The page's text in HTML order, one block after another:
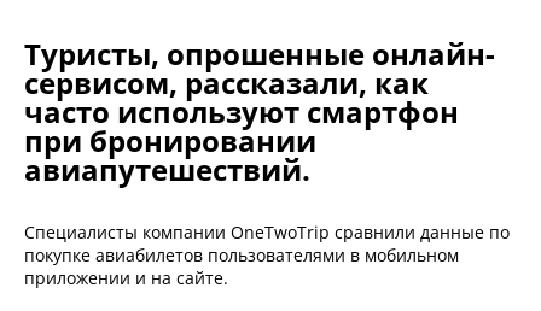
Туристы, опрошенные онлайн-
сервисом, рассказали, как
часто используют смартфон
при бронировании
авиапутешествий.
Специалисты компании OneTwoTrip сравнили данные по
покупке авиабилетов пользователями в мобильном
приложении и на сайте.